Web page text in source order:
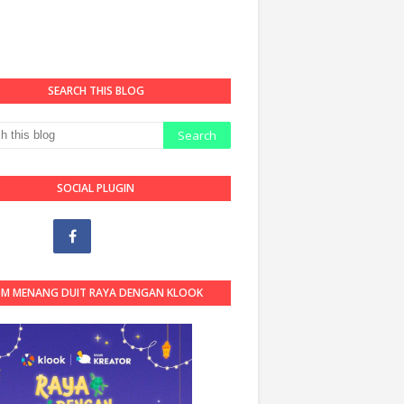
SEARCH THIS BLOG
SOCIAL PLUGIN
MENANG DUIT RAYA DENGAN KLOOK